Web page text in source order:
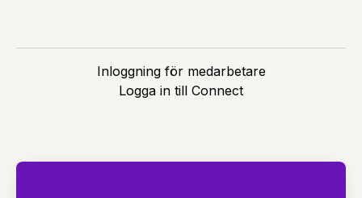
Inloggning för medarbetare
Logga in till Connect